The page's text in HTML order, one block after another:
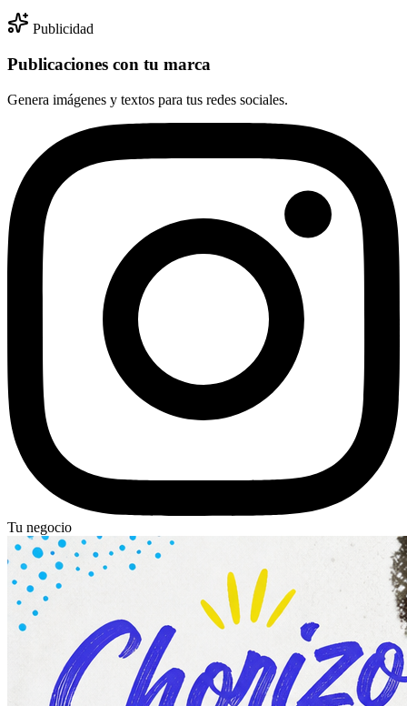
Publicidad
Publicaciones con tu marca
Genera imágenes y textos para tus redes sociales.
Tu negocio